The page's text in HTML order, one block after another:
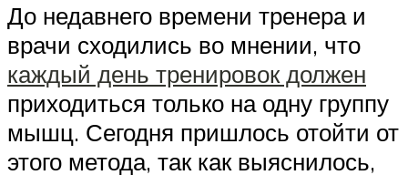
До недавнего времени тренера и
врачи сходились во мнении, что
каждый день тренировок должен
приходиться только на одну группу
мышц. Сегодня пришлось отойти от
этого метода, так как выяснилось,